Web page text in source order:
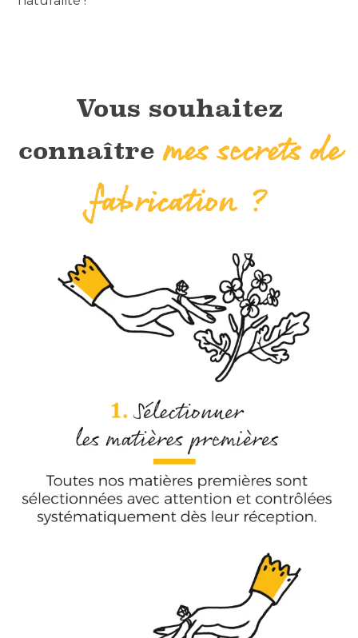
Vous souhaitez
connaîtremes secrets de
fabrication ?